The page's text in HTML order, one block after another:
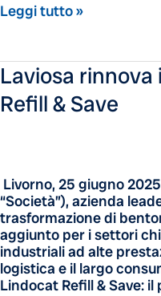
Leggi tutto »
Laviosa
Refill & Save
Livorno, 25 giugno 2025
“Società”), azienda
trasformazione di
aggiunto per i settori
industriali ad alte
logistica e il largo
Lindocat Refill & Save:
Laviosa
rinnova
il
Save